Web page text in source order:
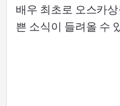
배우 최초로 오스카
쁜 소식이 들려올 수